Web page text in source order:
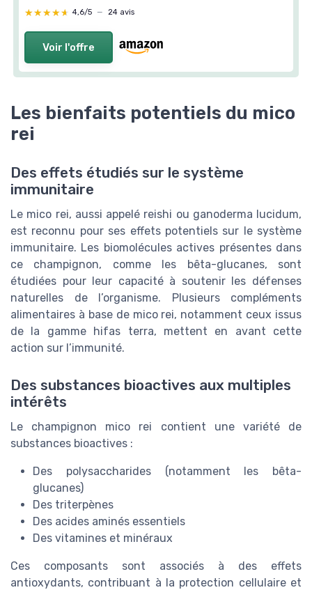
★★★★★
★★★★★ 4,6/5 — 24 avis
Voir l'offre
Les bienfaits potentiels du mico
rei
Des effets étudiés sur le système
immunitaire
Le mico rei, aussi appelé reishi ou ganoderma lucidum,
est reconnu pour ses effets potentiels sur le système
immunitaire. Les biomolécules actives présentes dans
ce champignon, comme les bêta-glucanes, sont
étudiées pour leur capacité à soutenir les défenses
naturelles de l’organisme. Plusieurs compléments
alimentaires à base de mico rei, notamment ceux issus
de la gamme hifas terra, mettent en avant cette
action sur l’immunité.
Des substances bioactives aux multiples
intérêts
Le champignon mico rei contient une variété de
substances bioactives :
Des polysaccharides (notamment les bêta-
glucanes)
Des triterpènes
Des acides aminés essentiels
Des vitamines et minéraux
Ces composants sont associés à des effets
antioxydants, contribuant à la protection cellulaire et